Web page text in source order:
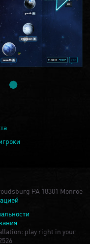
PA 18301 Monroe
play right in your